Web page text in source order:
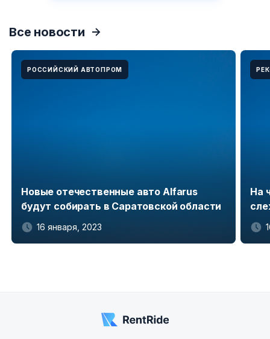
Все новости
РОССИЙСКИЙ АВТОПРОМ
Новые отечественные авто Alfarus
будут собирать в Саратовской области
16 января, 2023
На